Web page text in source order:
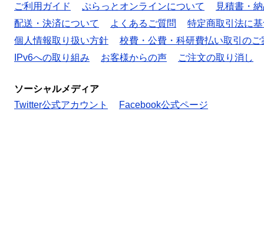
ご利用ガイド
ぷらっとオンラインについて
見積書・
配送・決済について
よくあるご質問
特定商取引法に
個人情報取り扱い方針
校費・公費・科研費払い取引のご
IPv6への取り組み
お客様からの声 ご注文の取り消し
ソーシャルメディア
Twitter公式アカウント
Facebook公式ページ